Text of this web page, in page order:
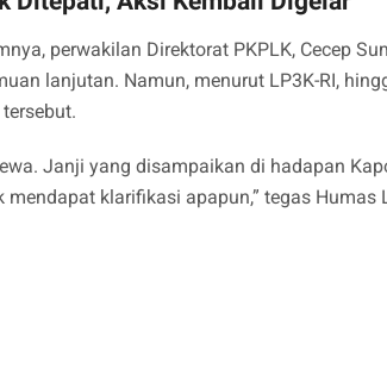
perwakilan Direktorat PKPLK, Cecep
lanjutan. Namun, menurut LP3K-RI,
Janji yang disampaikan di hadapan
klarifikasi apapun,” tegas Humas